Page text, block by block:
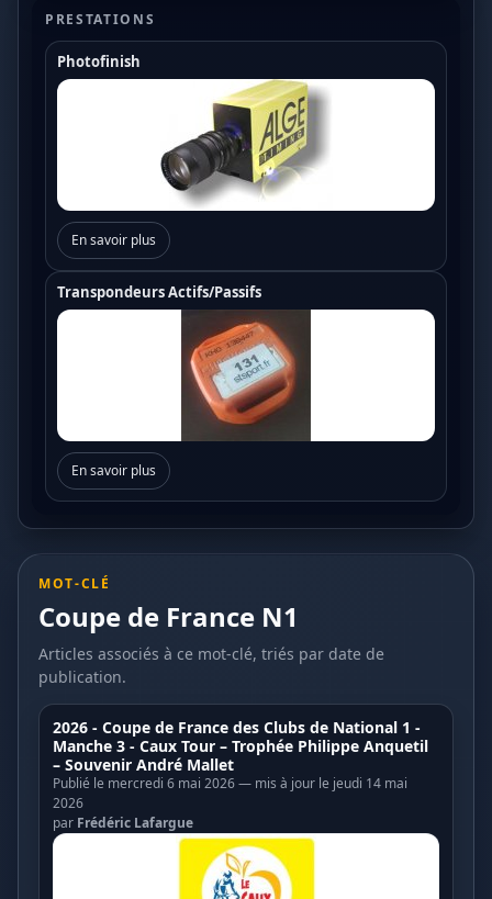
PRESTATIONS
Photofinish
En savoir plus
Transpondeurs Actifs/Passifs
En savoir plus
MOT-CLÉ
Coupe de France N1
Articles associés à ce mot-clé, triés par date de
publication.
2026 - Coupe de France des Clubs de National 1 -
Manche 3 - Caux Tour – Trophée Philippe Anquetil
– Souvenir André Mallet
Publié le mercredi 6 mai 2026 — mis à jour le jeudi 14 mai
2026
par Frédéric Lafargue